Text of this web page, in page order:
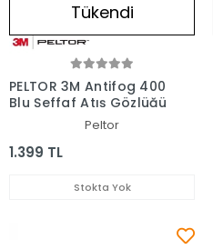
Tükendi
PELTOR 3M Antifog 400
Blu Şeffaf Atış Gözlüğü
Peltor
1.399 TL
Stokta Yok